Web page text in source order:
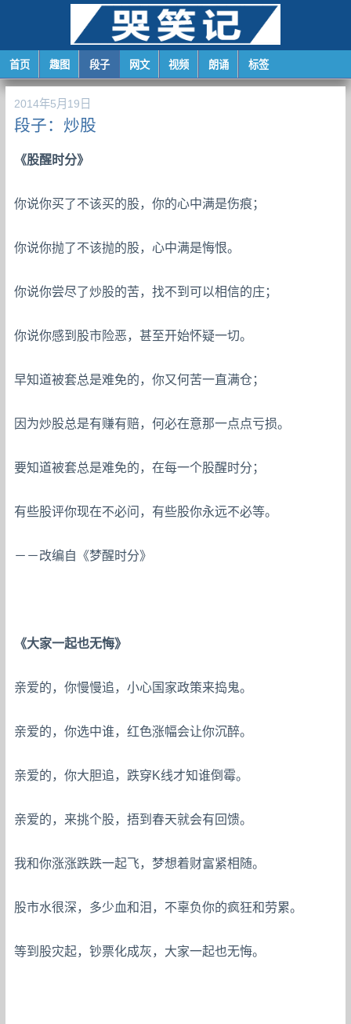
首页 趣图 段子 网文 视频 朗诵 标签
2014年5月19日
段子：炒股
《股醒时分》
你说你买了不该买的股，你的心中满是伤痕；
你说你抛了不该抛的股，心中满是悔恨。
你说你尝尽了炒股的苦，找不到可以相信的庄；
你说你感到股市险恶，甚至开始怀疑一切。
早知道被套总是难免的，你又何苦一直满仓；
因为炒股总是有赚有赔，何必在意那一点点亏损。
要知道被套总是难免的，在每一个股醒时分；
有些股评你现在不必问，有些股你永远不必等。
－－改编自《梦醒时分》
《大家一起也无悔》
亲爱的，你慢慢追，小心国家政策来捣鬼。
亲爱的，你选中谁，红色涨幅会让你沉醉。
亲爱的，你大胆追，跌穿K线才知谁倒霉。
亲爱的，来挑个股，捂到春天就会有回馈。
我和你涨涨跌跌一起飞，梦想着财富紧相随。
股市水很深，多少血和泪，不辜负你的疯狂和劳累。
等到股灾起，钞票化成灰，大家一起也无悔。